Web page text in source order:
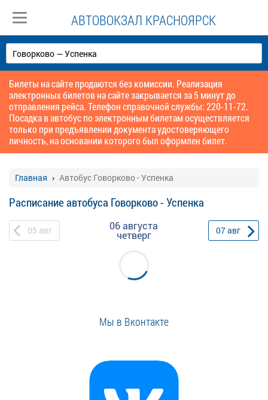
АВТОВОКЗАЛ КРАСНОЯРСК
Билеты на сайте продаются без комиссии. Реализация
электронных билетов на сайте закрывается за 5 минут до
отправления рейса. Телефон справочной службы: 220-11-72.
Посадка в автобус по электронным билетам осуществляется
только при предъявлении документа удостоверяющего
личность, на основании которого был оформлен билет.
Главная Автобус Говорково - Успенка
Расписание автобуса Говорково - Успенка
05 авг 06 августа
четверг 07авг
Мы в Вконтакте